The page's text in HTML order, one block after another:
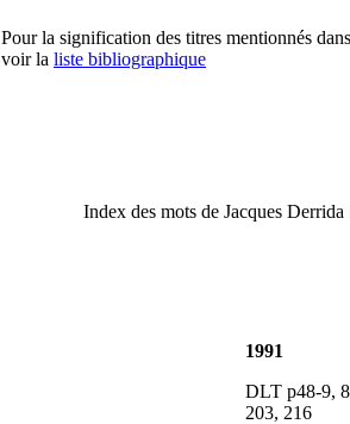
Pour la signification des titres mentionnés
voir la liste bibliographique
Index des mots de Jacques Derrida
1991
DLT p48-9,
203, 216